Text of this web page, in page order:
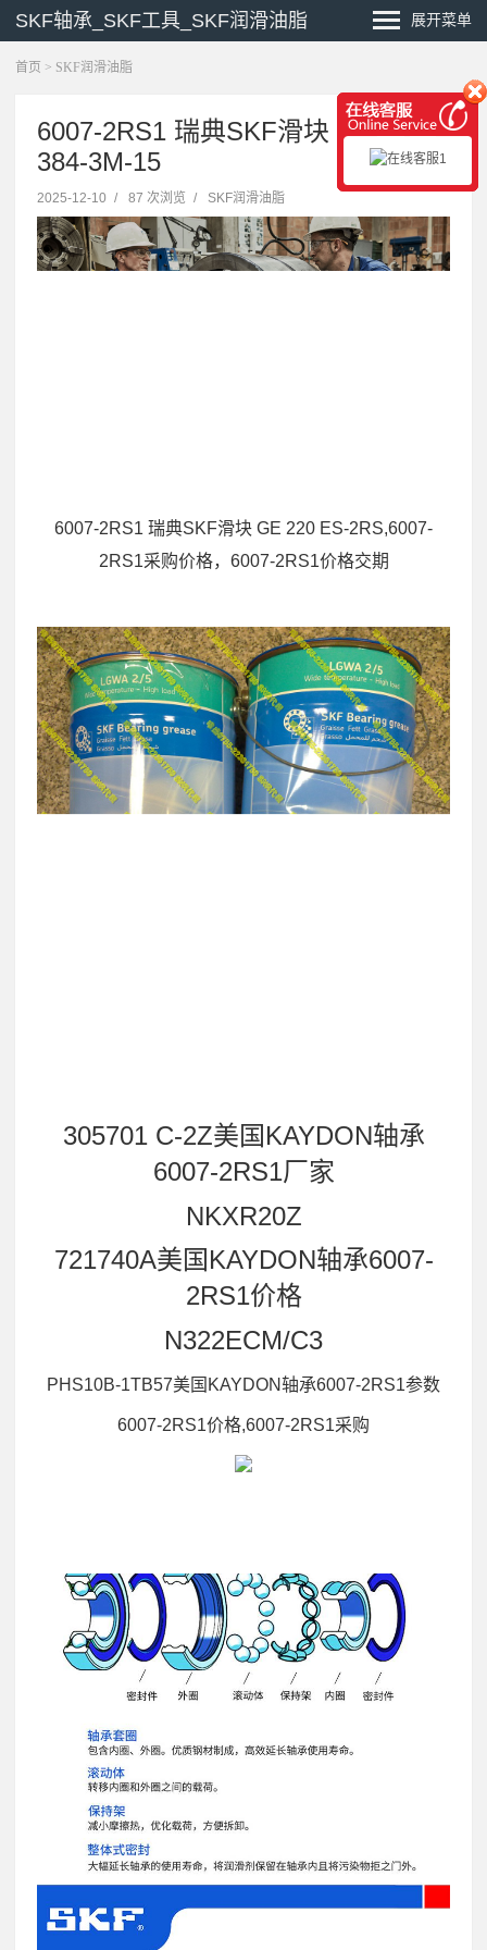
SKF轴承_SKF工具_SKF润滑油脂 展开菜单
首页 > SKF润滑油脂
6007-2RS1 瑞典SKF滑块 PHG
384-3M-15
2025-12-10 / 87 次浏览 / SKF润滑油脂
6007-2RS1 瑞典SKF滑块 GE 220 ES-2RS,6007-
2RS1采购价格，6007-2RS1价格交期
305701 C-2Z美国KAYDON轴承
6007-2RS1厂家
NKXR20Z
721740A美国KAYDON轴承6007-
2RS1价格
N322ECM/C3
PHS10B-1TB57美国KAYDON轴承6007-2RS1参数
6007-2RS1价格,6007-2RS1采购